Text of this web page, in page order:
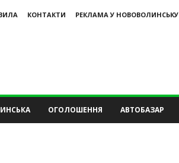
КОНТАКТИ РЕКЛАМА У НОВОВОЛИНСЬКУ
ОГОЛОШЕННЯ АВТОБАЗАР